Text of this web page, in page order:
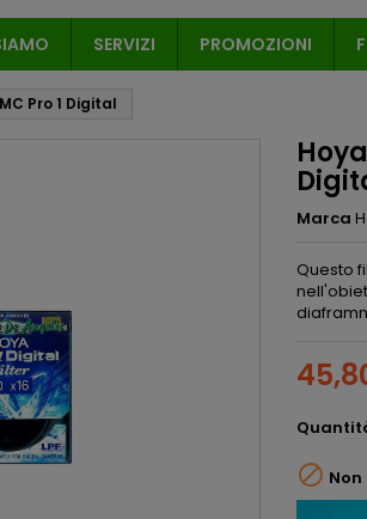
SERVIZI PROMOZIONI
Pro 1 Digital
Marca
Questo
